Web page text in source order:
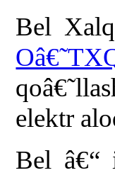
Bel
elektr
Bel â€“